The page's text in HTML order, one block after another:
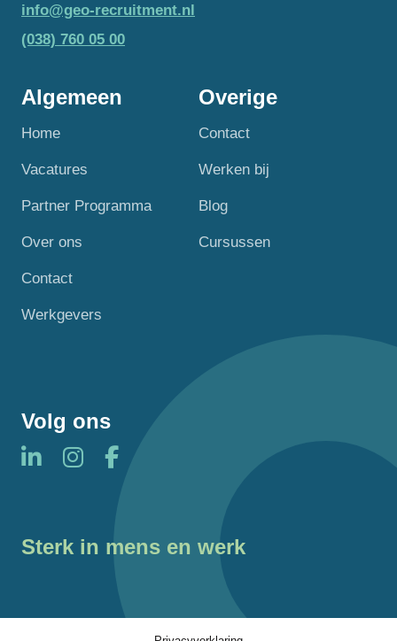
info@geo-recruitment.nl
(038) 760 05 00
Algemeen
Home
Vacatures
Partner Programma
Over ons
Contact
Werkgevers
Overige
Contact
Werken bij
Blog
Cursussen
Volg ons
Sterk in mens en werk